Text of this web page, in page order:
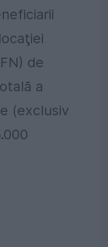
de
a
(exclusiv